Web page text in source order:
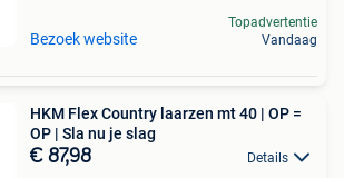
Bezoek website
Topadvertentie
Vandaag
HKM Flex Country laarzen mt 40 | OP =
OP | Sla nu je slag
€ 87,98 Details